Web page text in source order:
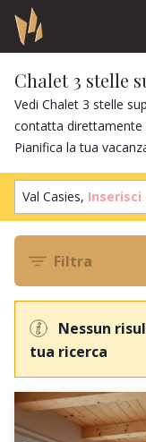
Chalet 3 stelle
Vedi Chalet 3 stelle
contatta direttamente
Pianifica la tua
Val Casies, Inserisci
Filtra
Nessun
tua ricerca